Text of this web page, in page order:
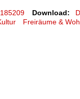
185209 Download:
Freiräume &